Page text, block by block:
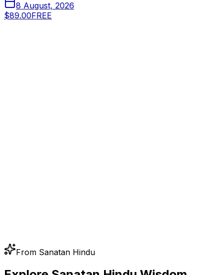
8 August, 2026
$89.00FREE
From Sanatan Hindu